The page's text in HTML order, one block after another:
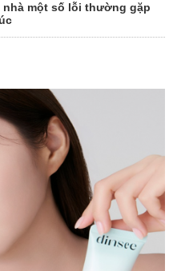
một số lỗi thường gặp